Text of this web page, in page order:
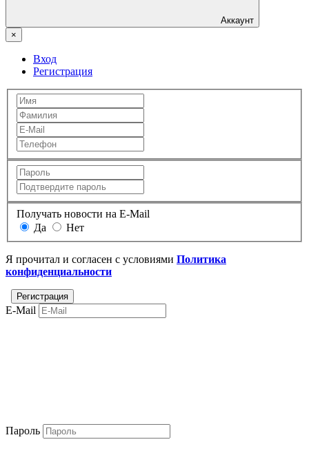
Аккаунт
×
Вход
Регистрация
Получать новости на E-Mail
Да
Нет
Я прочитал и согласен с условиями Политика
конфиденциальности
E-Mail
Пароль